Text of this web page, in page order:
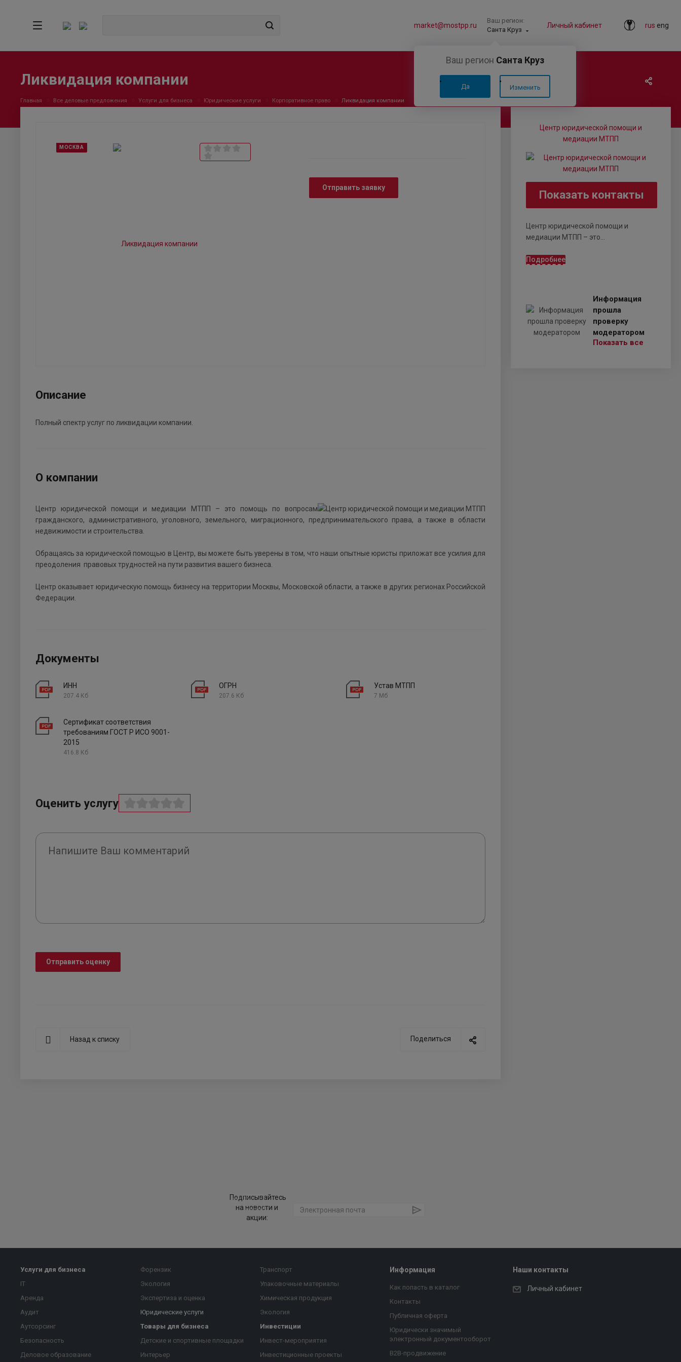
rus eng
Личный кабинет
Ваш регион:
Санта Круз
Ваш регион Санта Круз
Да Изменить
market@mostpp.ru
Ликвидация компании
Главная Все деловые предложения Услуги для бизнеса Юридические услуги Корпоративное право Ликвидация компании
Центр юридической помощи и
медиации МТПП
Показать контакты
Центр юридической помощи и
медиации МТПП – это...
Подробнее
Информация
прошла
проверку
модератором
Показать все
МОСКВА
Отправить заявку
Описание
Полный спектр услуг по ликвидации компании.
О компании
Центр юридической помощи и медиации МТПП – это помощь по вопросам
гражданского, административного, уголовного, земельного, миграционного, предпринимательского права, а также в области
недвижимости и строительства.
Обращаясь за юридической помощью в Центр, вы можете быть уверены в том, что наши опытные юристы приложат все усилия для
преодоления правовых трудностей на пути развития вашего бизнеса.
Центр оказывает юридическую помощь бизнесу на территории Москвы, Московской области, а также в других регионах Российской
Федерации.
Документы
ИНН
207.4 Кб
ОГРН
207.6 Кб
Устав МТПП
7 Мб
Сертификат соответствия
требованиям ГОСТ Р ИСО 9001-
2015
416.8 Кб
Оценить услугу
Отправить оценку
Поделиться
Назад к списку
Подписывайтесь
на новости и
акции:
Услуги для бизнеса
IT
Аренда
Аудит
Аутсорсинг
Безопасность
Деловое образование
Форензик
Экология
Экспертиза и оценка
Юридические услуги
Товары для бизнеса
Детские и спортивные площадки
Интерьер
Транспорт
Упаковочные материалы
Химическая продукция
Экология
Инвестиции
Инвест-мероприятия
Инвестиционные проекты
Информация
Как попасть в каталог
Контакты
Публичная оферта
Юридически значимый
электронный документооборот
B2B-продвижение
Наши контакты
Личный кабинет